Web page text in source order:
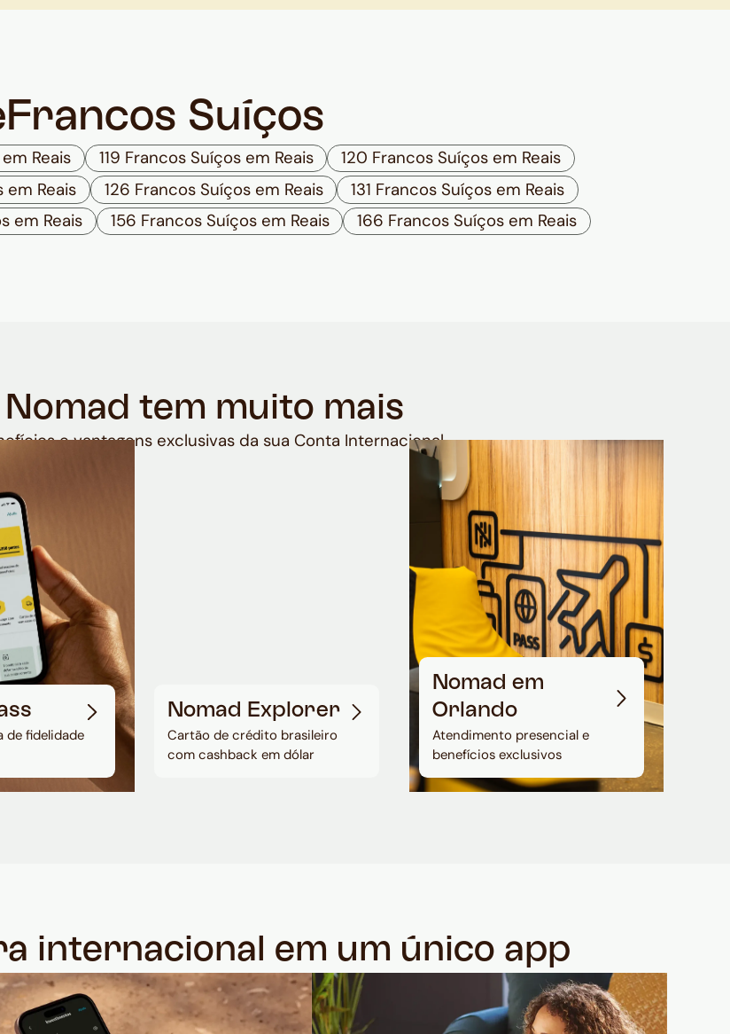
Francos Suíços
Reais 119 Francos Suíços em Reais
120 Francos Suíços em Reais
em Reais 126 Francos Suíços em Reais
131 Francos Suíços em Reais
em Reais 156 Francos Suíços em Reais 166 Francos Suíços em Reais
Nomad tem muito mais
e vantagens exclusivas da sua Conta Internacional
de fidelidade
Nomad Explorer
Cartão de crédito brasileiro
com cashback em dólar
Nomad em
Orlando
Atendimento presencial e
benefícios exclusivos
internacional em um único app